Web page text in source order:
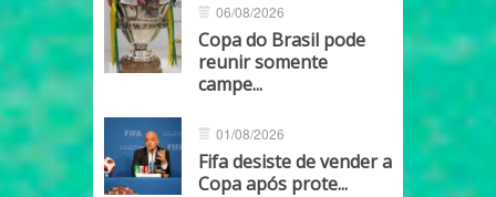
06/08/2026
Copa do Brasil pode
reunir somente
campe...
01/08/2026
Fifa desiste de vender a
Copa após prote...